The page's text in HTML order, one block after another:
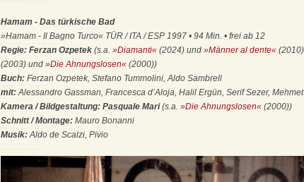
Hamam - Das türkische Bad
»Hamam - Il Bagno Turco« TÜR / ITA / ESP 1997 • 94 Min. • frei ab 12
Regie: Ferzan Ozpetek (s.a. »Diamanti« (2024) und »Männer al dente«
(2003) und »Die Ahnungslosen« (2000))
Buch: Ferzan Ozpetek, Stefano Tummolini, Aldo Sambrell
mit:Alessandro Gassman, Francesca d’Aloja, Halil Ergün, Serif Sezer,
Kamera / Bildgestaltung: Pasquale Mari(s.a. »Die Ahnungslosen« (2000))
Schnitt / Montage: Mauro Bonanni
Musik:Aldo de Scalzi, Pivio